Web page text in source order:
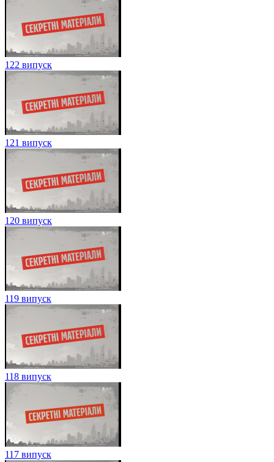
122 випуск
121 випуск
120 випуск
119 випуск
118 випуск
117 випуск